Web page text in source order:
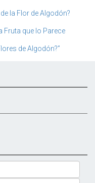
la Flor de Algodón?
Fruta que lo Parece
de Algodón?”